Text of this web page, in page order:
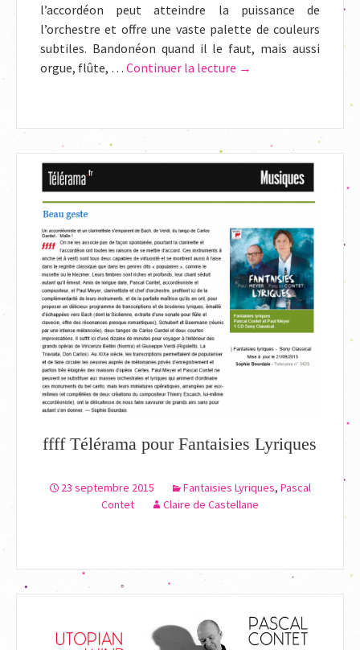
l’accordéon peut atteindre la puissance de
l’orchestre et offre une vaste palette de couleurs
subtiles. Bandonéon quand il le faut, mais aussi
orgue, flûte, … Continuer la lecture de
Lavollée
Influences
latines
Villette
→
ffff Télérama pour Fantaisies Lyriques
23 septembre 2015 Fantaisies Lyriques,Pascal
Contet
Claire de Castellane